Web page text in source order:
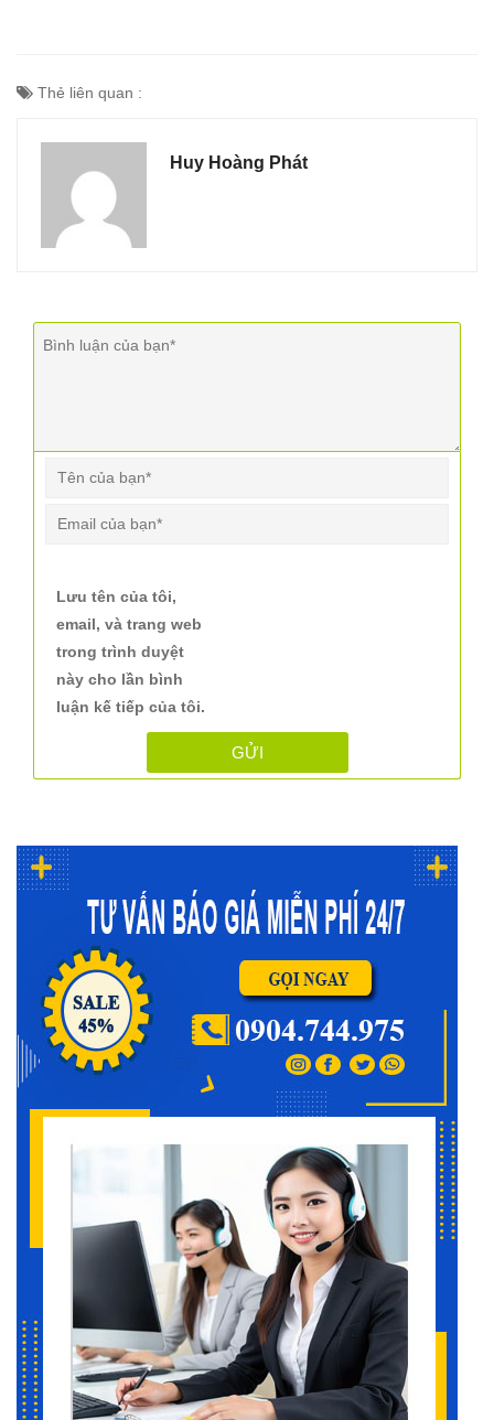
Thẻ liên quan :
Huy Hoàng Phát
Lưu tên của tôi,
email, và trang web
trong trình duyệt
này cho lần bình
luận kế tiếp của tôi.